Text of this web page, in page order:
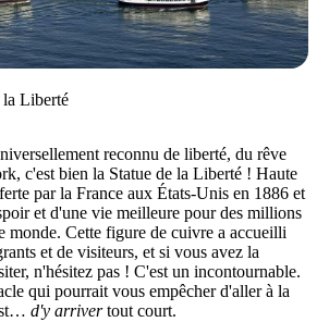
la Liberté
reconnu de liberté, du rêve
c'est bien la Statue de la Liberté ! Haute
par la France aux États-Unis en 1886 et
et d'une vie meilleure pour des millions
monde. Cette figure de cuivre a accueilli
et de visiteurs, et si vous avez la
n'hésitez pas ! C'est un incontournable.
qui pourrait vous empêcher d'aller à la
d'y arrivertout court.